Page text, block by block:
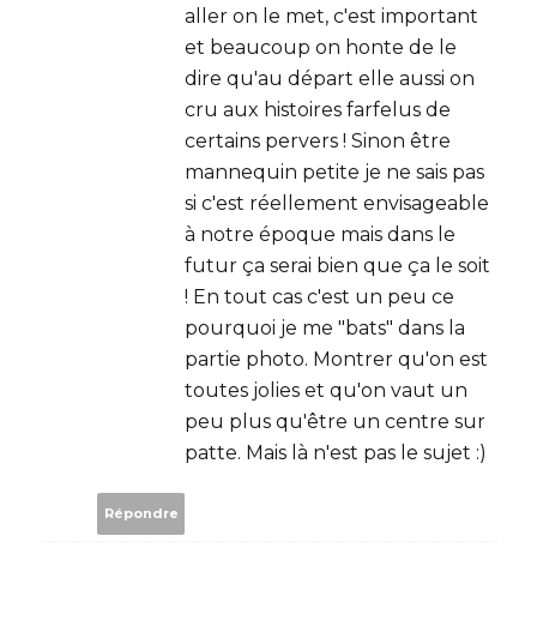
aller on le met, c'est important
et beaucoup on honte de le
dire qu'au départ elle aussi on
cru aux histoires farfelus de
certains pervers ! Sinon être
mannequin petite je ne sais pas
si c'est réellement envisageable
à notre époque mais dans le
futur ça serai bien que ça le soit
! En tout cas c'est un peu ce
pourquoi je me "bats" dans la
partie photo. Montrer qu'on est
toutes jolies et qu'on vaut un
peu plus qu'être un centre sur
patte. Mais là n'est pas le sujet :)
Répondre